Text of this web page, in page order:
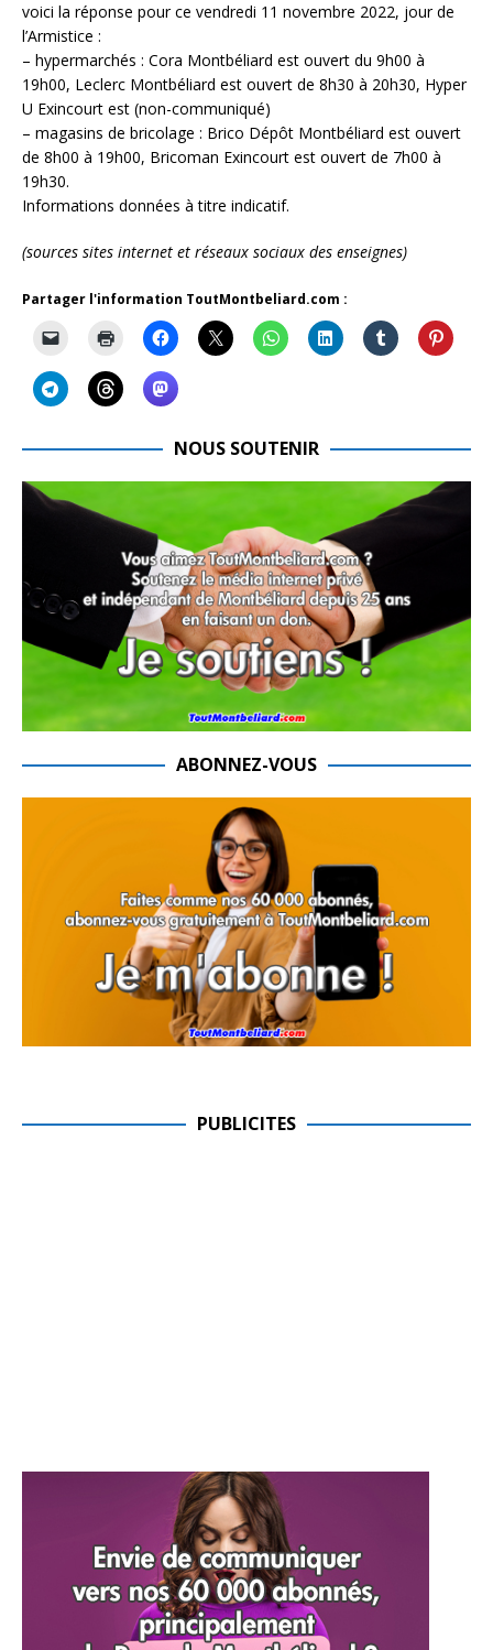
voici la réponse pour ce vendredi 11 novembre 2022, jour de
l’Armistice :
– hypermarchés : Cora Montbéliard est ouvert du 9h00 à
19h00, Leclerc Montbéliard est ouvert de 8h30 à 20h30, Hyper
U Exincourt est (non-communiqué)
– magasins de bricolage : Brico Dépôt Montbéliard est ouvert
de 8h00 à 19h00, Bricoman Exincourt est ouvert de 7h00 à
19h30.
Informations données à titre indicatif.
(sources sites internet et réseaux sociaux des enseignes)
Partager l'information ToutMontbeliard.com :
NOUS SOUTENIR
ABONNEZ-VOUS
PUBLICITES